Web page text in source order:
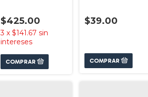
$425.00
3 x $141.67 sin
intereses
$39.00